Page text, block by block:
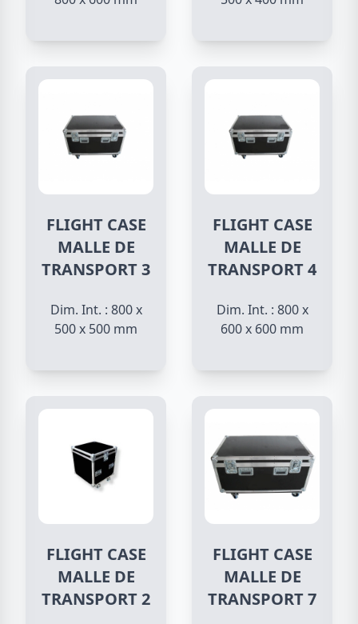
FLIGHT CASE
MALLE DE
TRANSPORT 3
Dim. Int. : 800 x
500 x 500 mm
FLIGHT CASE
MALLE DE
TRANSPORT 4
Dim. Int. : 800 x
600 x 600 mm
FLIGHT CASE
MALLE DE
TRANSPORT 2
FLIGHT CASE
MALLE DE
TRANSPORT 7